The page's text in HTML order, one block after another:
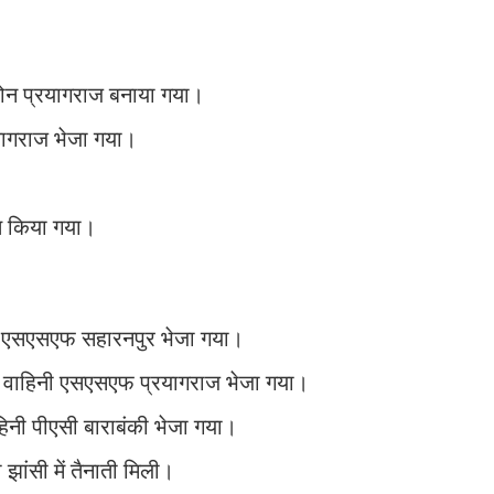
बनाया गया।
भेजा गया।
गया।
सहारनपुर भेजा गया।
एसएसएफ प्रयागराज भेजा गया।
पीएसी बाराबंकी भेजा गया।
में तैनाती मिली।